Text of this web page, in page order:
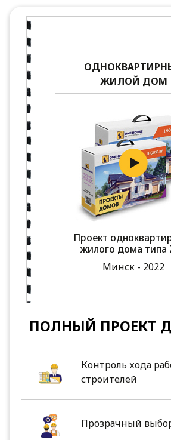
ЖИЛОЙ ДОМ
Проект
жилого дома типа
Минск - 2022
ПОЛНЫЙ ПРОЕКТ
Контроль хода
строителей
Прозрачный